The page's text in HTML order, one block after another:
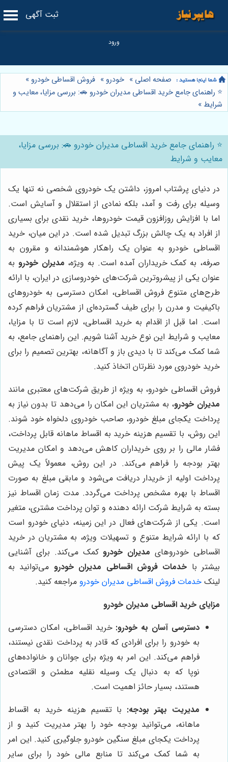
ثبت آگهی
صفحه اصلی » خودرو » فروش اقساطی خودرو »
⭐️ راهنمای جامع خرید اقساطی مدیران خودرو 🚗: بررسی مزایا، معایب و
شرایط »
⭐️ راهنمای جامع خرید اقساطی مدیران خودرو 🚗: بررسی مزایا،
معایب و شرایط
در دنیای پرشتاب امروز، داشتن یک خودروی شخصی نه تنها یک
وسیله برای رفت و آمد، بلکه نمادی از استقلال و آسایش است.
اما با افزایش روزافزون قیمت خودروها، خرید نقدی برای بسیاری
از افراد به یک چالش بزرگ تبدیل شده است. در این میان، خرید
اقساطی خودرو به عنوان یک راهکار هوشمندانه و مقرون به
صرفه، به کمک خریداران آمده است. به ویژه، مدیران خودرو به
عنوان یکی از پیشروترین شرکت‌های خودروسازی در ایران، با ارائه
طرح‌های متنوع فروش اقساطی، امکان دسترسی به خودروهای
باکیفیت و مدرن را برای طیف گسترده‌ای از مشتریان فراهم کرده
است. اما قبل از اقدام به خرید اقساطی، لازم است تا با مزایا،
معایب و شرایط این نوع خرید آشنا شویم. این راهنمای جامع، به
شما کمک می‌کند تا با دیدی باز و آگاهانه، بهترین تصمیم را برای
خرید خودروی مورد نظرتان اتخاذ کنید.
فروش اقساطی خودرو، به ویژه از طریق شرکت‌های معتبری مانند
مدیران خودرو، به مشتریان این امکان را می‌دهد تا بدون نیاز به
پرداخت یکجای مبلغ خودرو، صاحب خودروی دلخواه خود شوند.
این روش، با تقسیم هزینه خرید به اقساط ماهانه قابل پرداخت،
فشار مالی را بر روی خریداران کاهش می‌دهد و امکان مدیریت
بهتر بودجه را فراهم می‌کند. در این روش، معمولاً یک پیش
پرداخت اولیه از خریدار دریافت می‌شود و مابقی مبلغ به صورت
اقساط با بهره مشخص پرداخت می‌گردد. مدت زمان اقساط نیز
بسته به شرایط شرکت ارائه دهنده و توان پرداخت مشتری، متغیر
است. یکی از شرکت‌های فعال در این زمینه، دنیای خودرو است
که با ارائه شرایط متنوع و تسهیلات ویژه، به مشتریان در خرید
اقساطی خودروهای مدیران خودروکمک می‌کند. برای آشنایی
بیشتر با خدمات فروش اقساطی مدیران خودرو می‌توانید به
لینک خدمات فروش اقساطی مدیران خودرو مراجعه کنید.
مزایای خرید اقساطی مدیران خودرو
دسترسی آسان به خودرو: خرید اقساطی، امکان دسترسی
به خودرو را برای افرادی که قادر به پرداخت نقدی نیستند،
فراهم می‌کند. این امر به ویژه برای جوانان و خانواده‌های
نوپا که به دنبال یک وسیله نقلیه مطمئن و اقتصادی
هستند، بسیار حائز اهمیت است.
مدیریت بهتر بودجه: با تقسیم هزینه خرید به اقساط
ماهانه، می‌توانید بودجه خود را بهتر مدیریت کنید و از
پرداخت یکجای مبلغ سنگین خودرو جلوگیری کنید. این امر
به شما کمک می‌کند تا منابع مالی خود را برای سایر